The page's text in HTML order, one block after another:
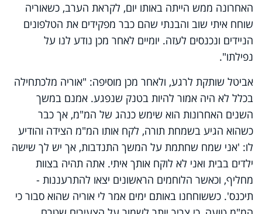
האחרונה ממש הייתה באותו יום, לקראת הערב, כשאוריה
שוחח איתי שוב והבנתי שהם כבר מפקידים את הטלפונים
הניידים ונכנסים לעזה. יומיים לאחר מכן נודע לנו על
נפילתו".
אביטל שותקת לרגע, ולאחר מכן מוסיפה: "אוריה מלכתחילה
בכלל לא היה אמור להיות בטנק שנפגע. אמנם במשך
השנים האחרונות הוא שימש כנהג של המ"מ, אך כבר
כשהוא הגיע בשמחת תורה, לקח אותו המ"מ הצידה והודיע
לו: 'אני שמח שחתמת על המשך התנדבות, אך יש לך שישה
ילדים בבית ואני לא לוקח אותך איתי. אתה תהיה בצוות
מחליף, וכאשר הלוחמים הראשונים יצאו להתרעננות -
תיכנס'. כששוחחנו באותם ימים אמר לי אוריה שהוא סבור כי